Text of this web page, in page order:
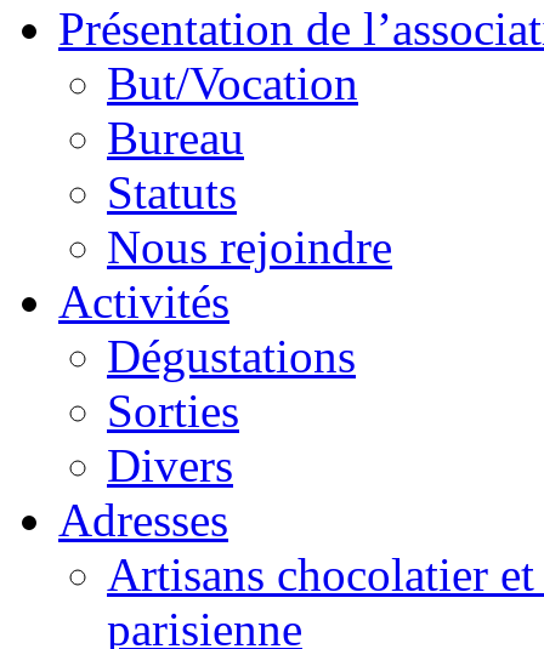
Présentation de
But/Vocation
Bureau
Statuts
Nous rejoindre
Activités
Dégustations
Sorties
Divers
Adresses
Artisans chocolatier
parisienne